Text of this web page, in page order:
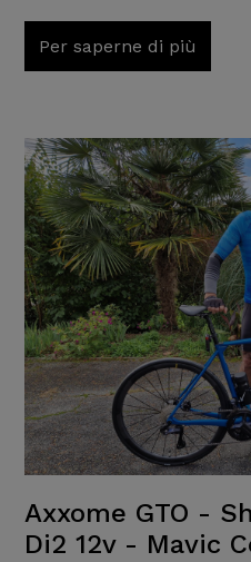
Per saperne di più
Axxome GTO -
Di2 12v - Mavic